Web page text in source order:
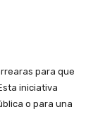
para que
iniciativa
o para una